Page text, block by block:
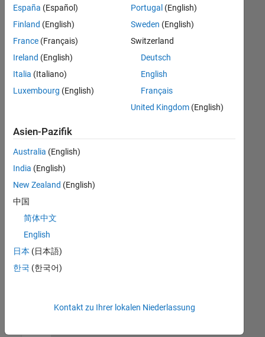
die
Suchkriterien
weiter
fassen
oder
alle
Stellenangebote
anzeigen .
noch
keine
offenen
Stellen
können,
die
Ihren
entsprechen,
werden
unseres
España (Español)
Finland (English)
France (Français)
Ireland (English)
Italia (Italiano)
Luxembourg (English)
Portugal (English)
Sweden (English)
Switzerland
Deutsch
English
Français
United Kingdom(English)
Asien-Pazifik
Australia (English)
India (English)
New Zealand (English)
中国
简体中文
English
日本 (日本語)
한국 (한국어)
Kontakt zu Ihrer lokalen Niederlassung